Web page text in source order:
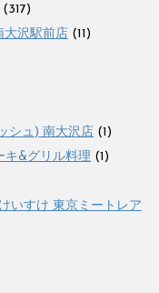
(317)
大沢駅前店 (11)
シュ) 南大沢店 (1)
&グリル料理 (1)
いすけ 東京ミートレア